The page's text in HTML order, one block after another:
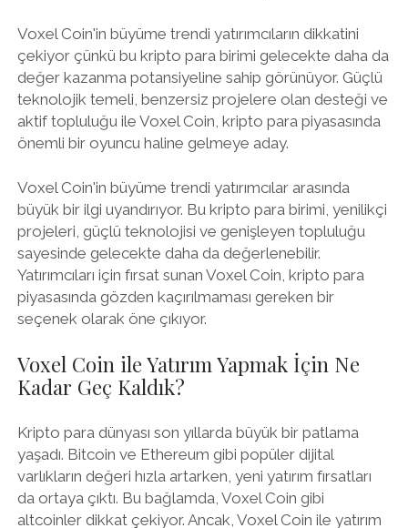
Voxel Coin'in büyüme trendi yatırımcıların dikkatini
çekiyor çünkü bu kripto para birimi gelecekte daha da
değer kazanma potansiyeline sahip görünüyor. Güçlü
teknolojik temeli, benzersiz projelere olan desteği ve
aktif topluluğu ile Voxel Coin, kripto para piyasasında
önemli bir oyuncu haline gelmeye aday.
Voxel Coin'in büyüme trendi yatırımcılar arasında
büyük bir ilgi uyandırıyor. Bu kripto para birimi, yenilikçi
projeleri, güçlü teknolojisi ve genişleyen topluluğu
sayesinde gelecekte daha da değerlenebilir.
Yatırımcıları için fırsat sunan Voxel Coin, kripto para
piyasasında gözden kaçırılmaması gereken bir
seçenek olarak öne çıkıyor.
Voxel Coin ile Yatırım Yapmak İçin Ne
Kadar Geç Kaldık?
Kripto para dünyası son yıllarda büyük bir patlama
yaşadı. Bitcoin ve Ethereum gibi popüler dijital
varlıkların değeri hızla artarken, yeni yatırım fırsatları
da ortaya çıktı. Bu bağlamda, Voxel Coin gibi
altcoinler dikkat çekiyor. Ancak, Voxel Coin ile yatırım